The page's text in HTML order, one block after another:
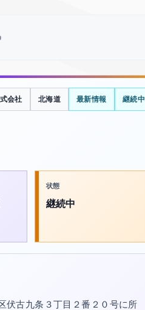
会社 北海道 最新情報 継続中
状態
継続中
伏古九条３丁目２番２０号に所